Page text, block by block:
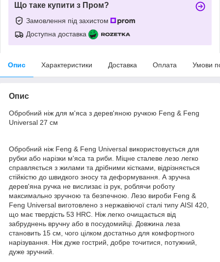
Що таке купити з Пром?
Замовлення під захистом
Доступна доставка
Опис Характеристики Доставка Оплата Умови
Опис
Обробний ніж для м'яса з дерев'яною ручкою Feng & Feng
Universal 27 см
Обробний ніж Feng & Feng Universal використовується для
рубки або нарізки м'яса та риби. Міцне сталеве лезо легко
справляється з жилами та дрібними кістками, відрізняється
стійкістю до швидкого зносу та деформування. А зручна
дерев'яна ручка не вислизає із рук, роблячи роботу
максимально зручною та безпечною. Лезо вироби Feng &
Feng Universal виготовлено з нержавіючої сталі типу AISI 420,
що має твердість 53 HRC. Ніж легко очищається від
забруднень вручну або в посудомийці. Довжина леза
становить 15 см, чого цілком достатньо для комфортного
нарізування. Ніж дуже гострий, добре точитися, потужний,
дуже зручний.